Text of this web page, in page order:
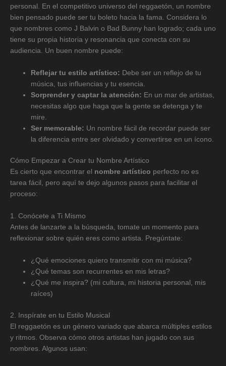
personal. En el competitivo universo del reggaetón, un nombre
bien pensado puede ser tu boleto hacia la fama. Considera lo
que nombres como J Balvin o Bad Bunny han logrado; cada uno
tiene su propia historia y resonancia que conecta con su
audiencia. Un buen nombre puede:
Reflejar tu estilo artístico: Debe ser un reflejo de tu
música, tus influencias y tu esencia.
Sorprender y captar la atención: En un mar de artistas,
necesitas algo que haga que la gente se detenga y te
mire.
Ser memorable: Un nombre fácil de recordar puede ser
la diferencia entre ser olvidado y convertirse en un ícono.
Cómo Empezar a Crear tu Nombre Artístico
Es cierto que encontrar el nombre artístico perfecto no es
tarea fácil, pero aquí te dejo algunos pasos para facilitar el
proceso:
1. Conócete a Ti Mismo
Antes de lanzarte a la búsqueda, tomate un momento para
reflexionar sobre quién eres como artista. Pregúntate:
¿Qué emociones quiero transmitir con mi música?
¿Qué temas son recurrentes en mis letras?
¿Qué me inspira? (mi cultura, mi historia personal, mis
raíces)
2. Inspírate en tu Estilo Musical
El reggaetón es un género variado que abarca múltiples estilos
y ritmos. Observa cómo otros artistas han jugado con sus
nombres. Algunos usan: